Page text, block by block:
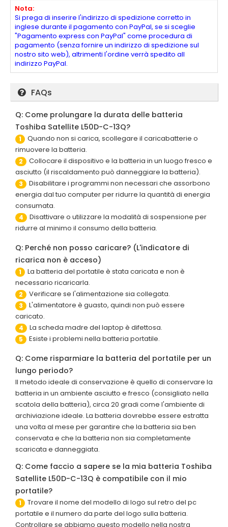
Nota:
Si prega di inserire l'indirizzo di spedizione corretto in
inglese durante il pagamento con PayPal, se si sceglie
"Pagamento express con PayPal" come procedura di
pagamento (senza fornire un indirizzo di spedizione sul
nostro sito web), altrimenti l'ordine verrà spedito all
indirizzo PayPal.
FAQs
Q: Come prolungare la durata delle batteria
Toshiba Satellite L50D-C-13Q?
1
Quando non si carica, scollegare il caricabatterie o
rimuovere la batteria.
2
Collocare il dispositivo e la batteria in un luogo fresco e
asciutto (il riscaldamento può danneggiare la batteria).
3
Disabilitare i programmi non necessari che assorbono
energia dal tuo computer per ridurre la quantità di energia
consumata.
4
Disattivare o utilizzare la modalità di sospensione per
ridurre al minimo il consumo della batteria.
Q: Perché non posso caricare? (L'indicatore di
ricarica non è acceso)
1
La batteria del portatile è stata caricata e non è
necessario ricaricarla.
2 Verificare se l'alimentazione sia collegata.
3
L'alimentatore è guasto, quindi non può essere
caricato.
4 La scheda madre del laptop è difettosa.
5 Esiste i problemi nella batteria portatile.
Q: Come risparmiare la batteria del portatile per un
lungo periodo?
Il metodo ideale di conservazione è quello di conservare la
batteria in un ambiente asciutto e fresco (consigliato nella
scatola della batteria), circa 20 gradi come l'ambiente di
archiviazione ideale. La batteria dovrebbe essere estratta
una volta al mese per garantire che la batteria sia ben
conservata e che la batteria non sia completamente
scaricata e danneggiata.
Q: Come faccio a sapere se la mia batteria Toshiba
Satellite L50D-C-13Q è compatibile con il mio
portatile?
1
Trovare il nome del modello di logo sul retro del pc
portatile e il numero da parte del logo sulla batteria.
Controllare se abbiamo questo modello nella nostra